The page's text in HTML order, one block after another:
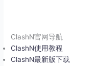
ClashN官网导航
ClashN使用教程
ClashN最新版下载